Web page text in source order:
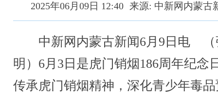
2025年06月09日 12:40 来源: 中新网内蒙古
中新网内蒙古新闻6月9日电 （
明）6月3日是虎门销烟186周年纪念
传承虎门销烟精神，深化青少年毒